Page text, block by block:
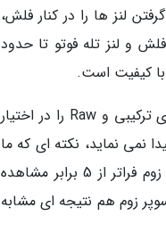
لنز ها را در کنار فلش،
و لنز تله فوتو تا حدود
با کیفیت است.
تلفیق اطلاعات به دست آمده از لنز تله فوتو با لنز اصلی و چهل مگاپیکسلی این گوشی، تصویری ترکیبی و Raw را در اختیار
نیز، کیفیت تصویر کاهش پیدا نمی نماید، نکته ای که ما
در خبرنگاران با آن موافق نیستیم، زیرا در آنالیز تصاویر می توانید مقداری کاهش کیفیت را در زوم فراتر از 5 برابر مشاهده
زوم هم نتیجه ای مشابه